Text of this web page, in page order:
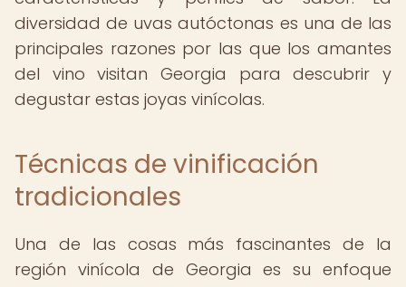
diversidad de uvas autóctonas es una de las
principales razones por las que los amantes
del vino visitan Georgia para descubrir y
degustar estas joyas vinícolas.
Técnicas de vinificación
tradicionales
Una de las cosas más fascinantes de la
región vinícola de Georgia es su enfoque